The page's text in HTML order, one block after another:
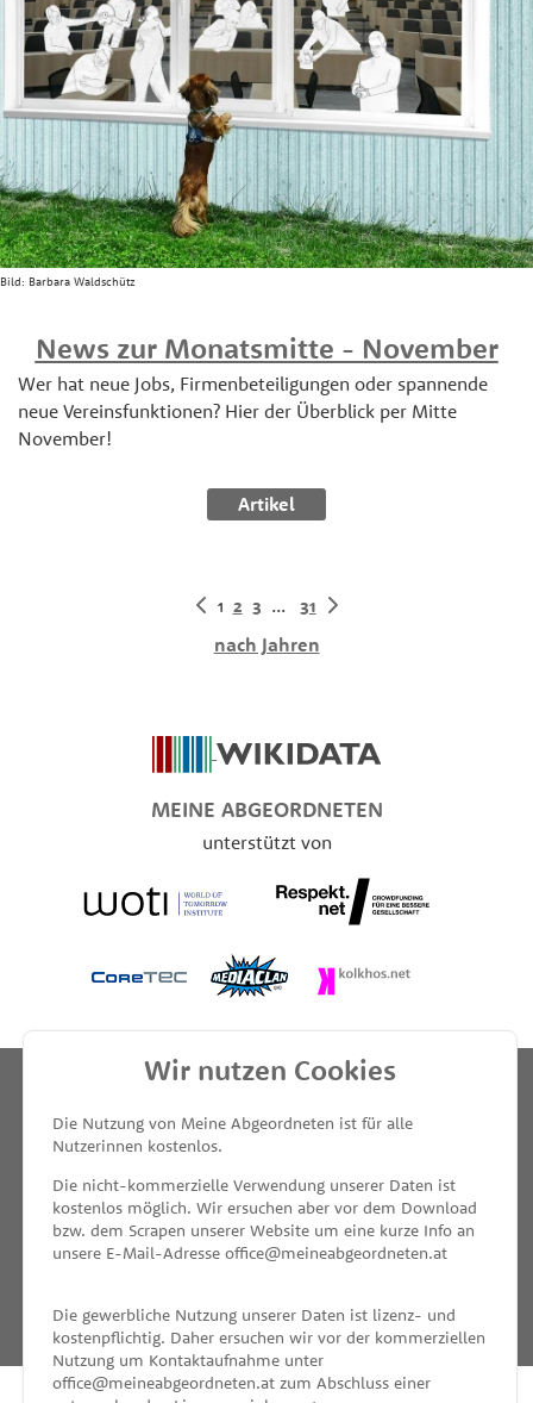
Bild: Barbara Waldschütz
News zur Monatsmitte - November
Wer hat neue Jobs, Firmenbeteiligungen oder spannende
neue Vereinsfunktionen? Hier der Überblick per Mitte
November!
Artikel
1 2 3 ... 31
nach Jahren
MEINE ABGEORDNETEN
unterstützt von
INFO
SPENDEN
IMPRESSUM & KONTAKT
PRESSE
Wir nutzen Cookies
Die Nutzung von Meine Abgeordneten ist für alle
Nutzerinnen kostenlos.
Die nicht-kommerzielle Verwendung unserer Daten ist
kostenlos möglich. Wir ersuchen aber vor dem Download
bzw. dem Scrapen unserer Website um eine kurze Info an
unsere E-Mail-Adresse office@meineabgeordneten.at
Die gewerbliche Nutzung unserer Daten ist lizenz- und
kostenpflichtig. Daher ersuchen wir vor der kommerziellen
Nutzung um Kontaktaufnahme unter
office@meineabgeordneten.at zum Abschluss einer